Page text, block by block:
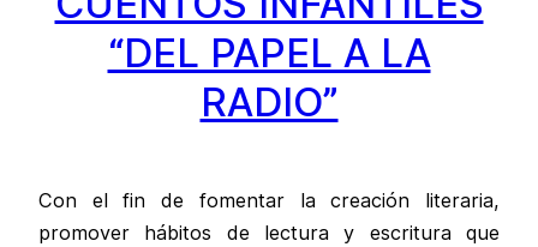
“DEL PAPEL A LA
RADIO”
Con el fin de fomentar la creación literaria,
promover hábitos de lectura y escritura que